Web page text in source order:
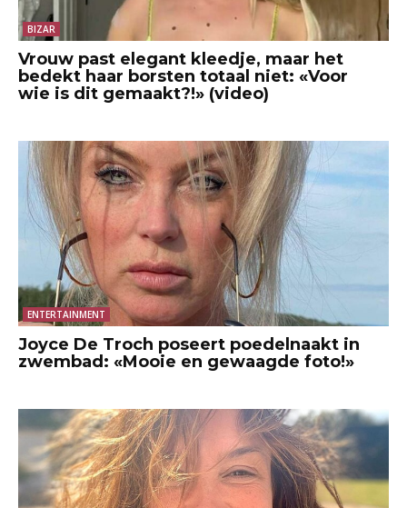
BIZAR
Vrouw past elegant kleedje, maar het
bedekt haar borsten totaal niet: «Voor
wie is dit gemaakt?!» (video)
ENTERTAINMENT
Joyce De Troch poseert poedelnaakt in
zwembad: «Mooie en gewaagde foto!»